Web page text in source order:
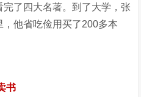
了四大名著。到了大学，张
他省吃俭用买了200多本
书